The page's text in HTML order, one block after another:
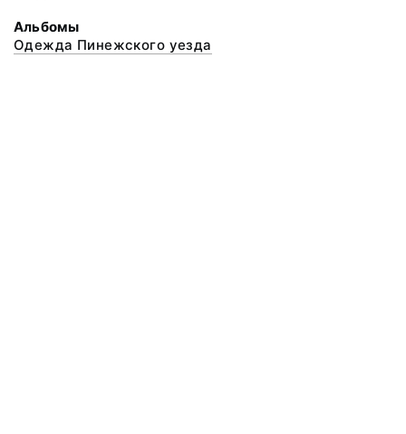
Альбомы
Одежда Пинежского уезда